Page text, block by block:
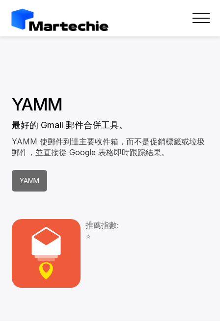
YAMM
最好的 Gmail 郵件合併工具。
YAMM 使郵件到達主要收件箱，而不是促銷標籤或垃圾
郵件，並直接從 Google 表格即時跟踪結果。
YAMM
推薦指數:
⭐